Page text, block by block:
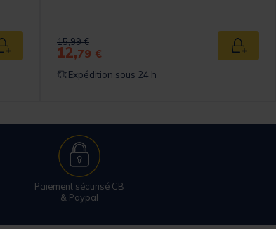
Ajouter au panier
Price reduced from
15,99 €to
12,79 € Ajouter
Expédition sous 24 h
Paiement sécurisé CB
& Paypal